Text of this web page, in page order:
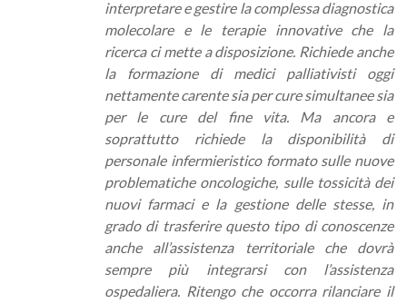
interpretare e gestire la complessa diagnostica
molecolare e le terapie innovative che la
ricerca ci mette a disposizione. Richiede anche
la formazione di medici palliativisti oggi
nettamente carente sia per cure simultanee sia
per le cure del fine vita. Ma ancora e
soprattutto richiede la disponibilità di
personale infermieristico formato sulle nuove
problematiche oncologiche, sulle tossicità dei
nuovi farmaci e la gestione delle stesse, in
grado di trasferire questo tipo di conoscenze
anche all’assistenza territoriale che dovrà
sempre più integrarsi con l’assistenza
ospedaliera. Ritengo che occorra rilanciare il